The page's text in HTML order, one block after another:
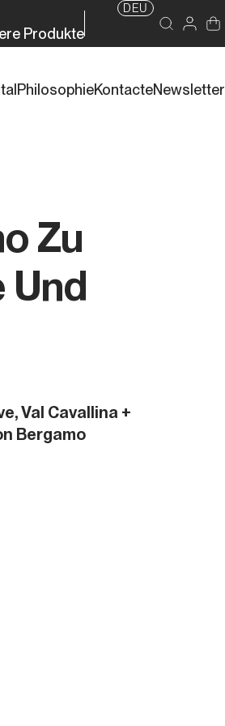
Produkte
DEU
PhilosophieKontacteNewsletter
Zu
Und
Val Cavallina +
Bergamo